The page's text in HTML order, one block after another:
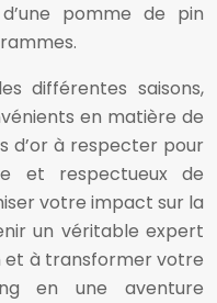
pomme de pin
différentes saisons,
en matière de
d’or à respecter pour
et respectueux de
votre impact sur la
un véritable expert
et à transformer votre
en une aventure